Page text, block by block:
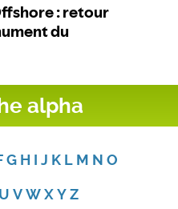
alpha
G H I J K L M N O
U V W X Y Z